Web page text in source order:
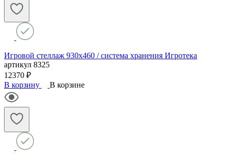
Игровой стеллаж 930х460 / система хранения Игротека
артикул 8325
12370 ₽
В корзину
В корзине